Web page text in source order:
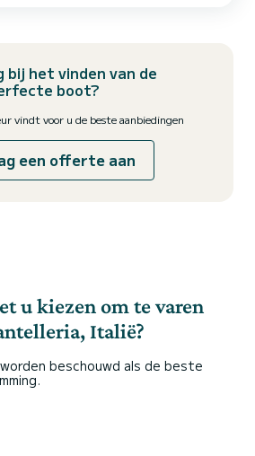
bij het vinden van de
boot?
vindt voor u de beste aanbiedingen
een offerte aan
u kiezen om te varen
Italië?
beschouwd als de beste